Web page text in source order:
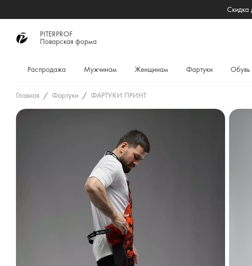
PITERPROF
Поварская форма
Распродажа Мужчинам Женщинам Фартуки Обувь
Главная Фартуки ФАРТУКИ ПРИНТ